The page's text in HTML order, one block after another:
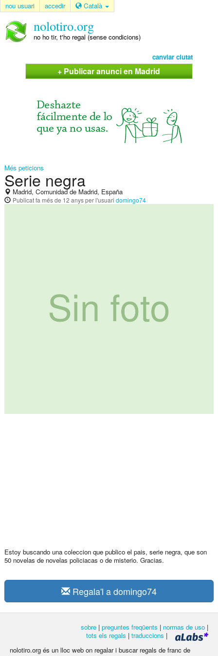
nou usuari accedir Català
nolotiro.org
no ho tir, t'ho regal (sense condicions)
canviar ciutat
+ Publicar anunci en Madrid
Més peticions
Serie negra
Madrid, Comunidad de Madrid, España
Publicatfa més de 12 anysper l'usuari domingo74
Estoy buscando una coleccion que publico el pais, serie negra, que son
50 novelas de novelas policiacas o de misterio. Gracias.
Regala'l a domingo74
sobre | preguntes freqüents | normas de uso |
tots els regals | traduccions |
nolotiro.org és un lloc web on regalar i buscar regals de franc de